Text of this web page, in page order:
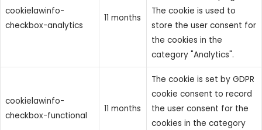
cookielawinfo-
checkbox-analytics
11 months
The cookie is used to
store the user consent for
the cookies in the
category "Analytics".
cookielawinfo-
checkbox-functional
11 months
The cookie is set by GDPR
cookie consent to record
the user consent for the
cookies in the category